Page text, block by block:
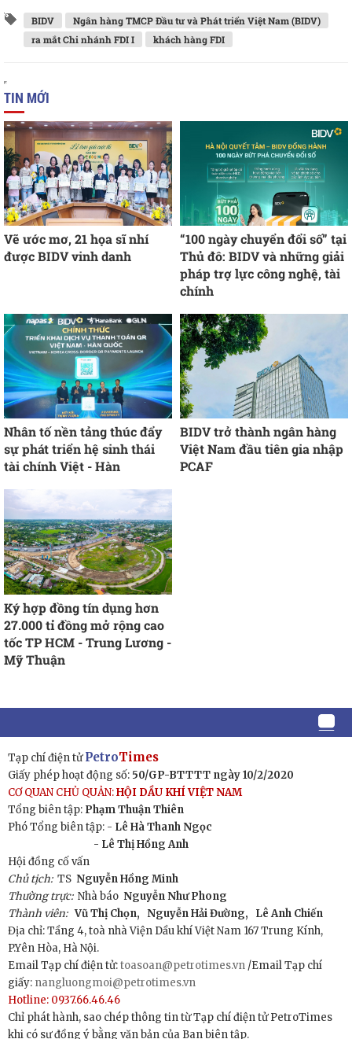
BIDV
Ngân hàng TMCP Đầu tư và Phát triển Việt Nam (BIDV)
ra mắt Chi nhánh FDI I
khách hàng FDI
TIN MỚI
Vẽ ước mơ, 21 họa sĩ nhí
được BIDV vinh danh
“100 ngày chuyển đổi số” tại
Thủ đô: BIDV và những giải
pháp trợ lực công nghệ, tài
chính
Nhân tố nền tảng thúc đẩy
sự phát triển hệ sinh thái
tài chính Việt - Hàn
BIDV trở thành ngân hàng
Việt Nam đầu tiên gia nhập
PCAF
Ký hợp đồng tín dụng hơn
27.000 tỉ đồng mở rộng cao
tốc TP HCM - Trung Lương -
Mỹ Thuận
Tạp chí điện tửPetroTimes
Giấy phép hoạt động số: 50/GP-BTTTT ngày 10/2/2020
CƠ QUAN CHỦ QUẢN:HỘI DẦU KHÍ VIỆT NAM
Tổng biên tập: Phạm Thuận Thiên
Phó Tổng biên tập: - Lê Hà Thanh Ngọc
- Lê Thị Hồng Anh
Hội đồng cố vấn
Chủ tịch:TS Nguyễn Hồng Minh
Thường trực: Nhà báo Nguyễn Như Phong
Thành viên: Vũ Thị Chọn, Nguyễn Hải Đường,
Lê Anh Chiến
Địa chỉ: Tầng 4, toà nhà Viện Dầu khí Việt Nam 167 Trung Kính,
P.Yên Hòa, Hà Nội.
Email Tạp chí điện tử:toasoan@petrotimes.vn /Email Tạp chí
giấy: nangluongmoi@petrotimes.vn
Hotline: 0937.66.46.46
Chỉ phát hành, sao chép thông tin từ Tạp chí điện tử PetroTimes
khi có sự đồng ý bằng văn bản của Ban biên tập.